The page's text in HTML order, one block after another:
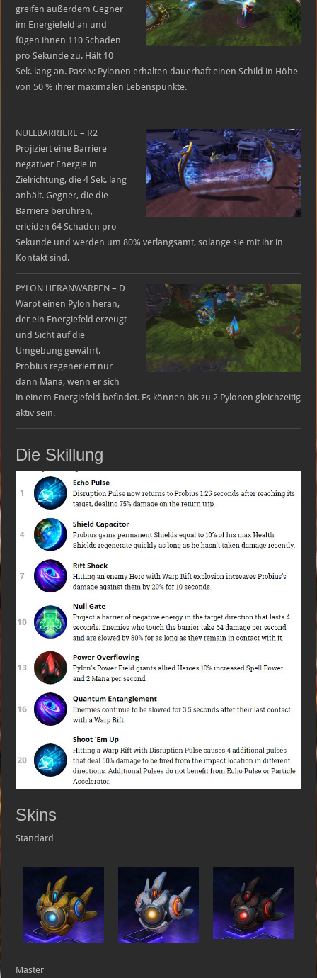
greifen außerdem Gegner
im Energiefeld an und
fügen ihnen 110 Schaden
pro Sekunde zu. Hält 10
Sek. lang an. Passiv: Pylonen erhalten dauerhaft einen Schild in Höhe
von 50 % ihrer maximalen Lebenspunkte.
NULLBARRIERE – R2
Projiziert eine Barriere
negativer Energie in
Zielrichtung, die 4 Sek. lang
anhält. Gegner, die die
Barriere berühren,
erleiden 64 Schaden pro
Sekunde und werden um 80% verlangsamt, solange sie mit ihr in
Kontakt sind.
PYLON HERANWARPEN – D
Warpt einen Pylon heran,
der ein Energiefeld erzeugt
und Sicht auf die
Umgebung gewährt.
Probius regeneriert nur
dann Mana, wenn er sich
in einem Energiefeld befindet. Es können bis zu 2 Pylonen gleichzeitig
aktiv sein.
Die Skillung
Skins
Standard
Master